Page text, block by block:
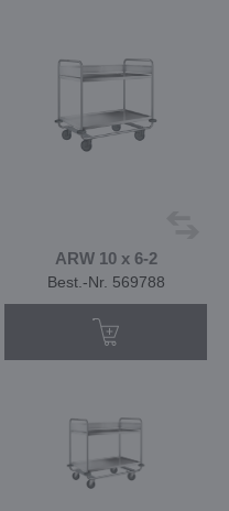
ARW 10 x 6-2
Best.-Nr. 569788